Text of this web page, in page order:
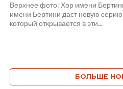
Верхнее фото: Хор имени
имени Бертини даст новую серию
который открывается в эти...
БОЛЬШЕ